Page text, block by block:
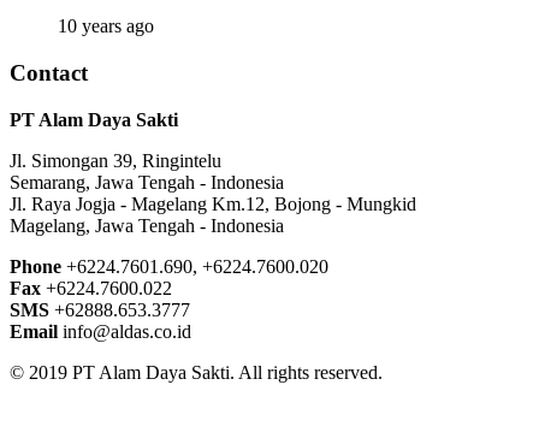
10 years ago
Contact
PT Alam Daya Sakti
Jl. Simongan 39, Ringintelu
Semarang, Jawa Tengah - Indonesia
Jl. Raya Jogja - Magelang Km.12, Bojong - Mungkid
Magelang, Jawa Tengah - Indonesia
Phone +6224.7601.690, +6224.7600.020
Fax +6224.7600.022
SMS +62888.653.3777
Email info@aldas.co.id
© 2019 PT Alam Daya Sakti. All rights reserved.